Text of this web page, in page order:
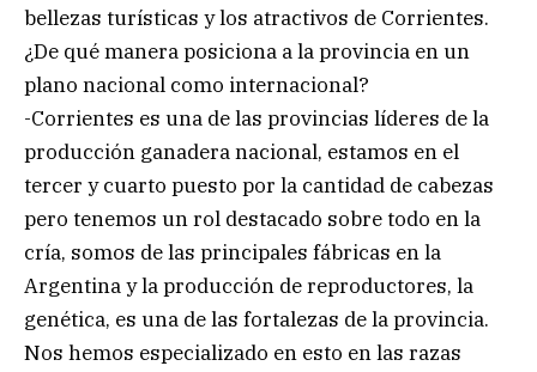
bellezas turísticas y los atractivos de Corrientes.
¿De qué manera posiciona a la provincia en un
plano nacional como internacional?
-Corrientes es una de las provincias líderes de la
producción ganadera nacional, estamos en el
tercer y cuarto puesto por la cantidad de cabezas
pero tenemos un rol destacado sobre todo en la
cría, somos de las principales fábricas en la
Argentina y la producción de reproductores, la
genética, es una de las fortalezas de la provincia.
Nos hemos especializado en esto en las razas